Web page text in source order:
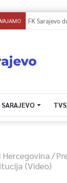
FK Sarajevo
SARAJEVO
Hercegovina/
(Video)